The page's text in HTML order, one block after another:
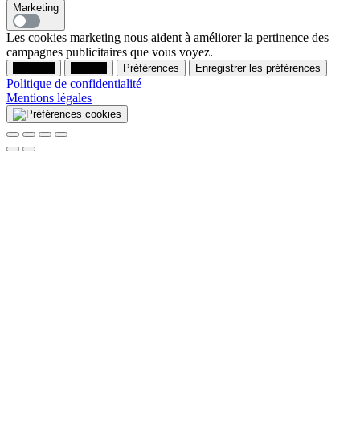
Marketing
Les cookies marketing nous aident à améliorer la pertinence des
campagnes publicitaires que vous voyez.
Préférences Enregistrer les préférences
Politique de confidentialité
Mentions légales